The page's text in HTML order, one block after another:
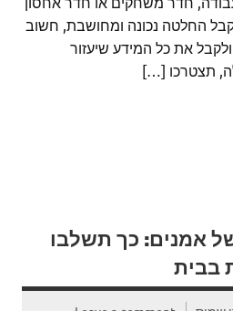
החלטה נכונה ומחושבת, חשוב
את כל המידע שיעזור
תצטרכו […]
אמנים: כך תשלבו
בבית